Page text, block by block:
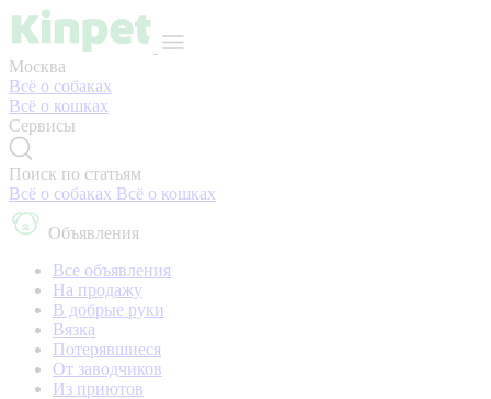
Москва
Всё о собаках
Всё о кошках
Сервисы
Поиск по статьям
Всё о собаках Всё о кошках
Объявления
Все объявления
На продажу
В добрые руки
Вязка
Потерявшиеся
От заводчиков
Из приютов